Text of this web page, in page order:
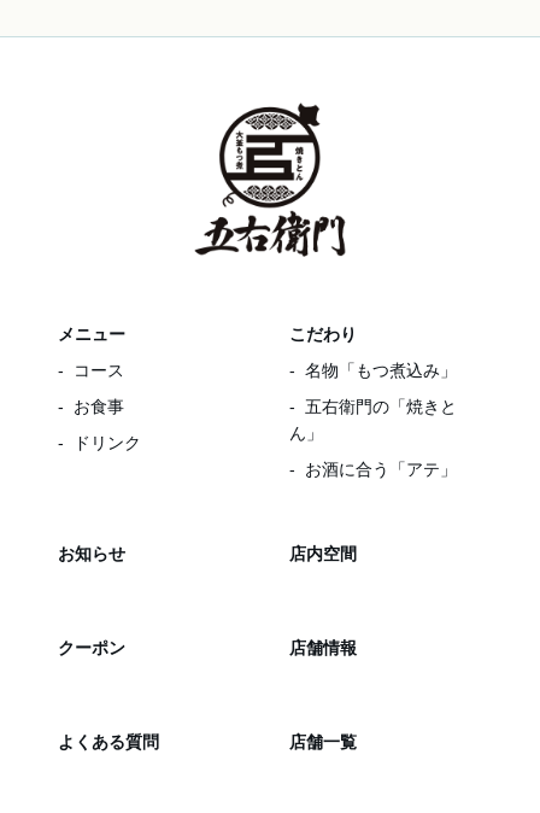
メニュー
コース
お食事
ドリンク
こだわり
名物「もつ煮込み」
五右衛門の「焼きと
ん」
お酒に合う「アテ」
お知らせ 店内空間
クーポン 店舗情報
よくある質問 店舗一覧